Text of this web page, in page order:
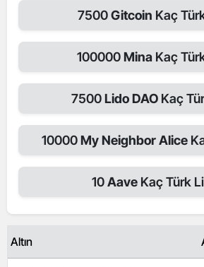
7500Gitcoin Kaç
100000Mina Kaç
7500Lido DAO Kaç
10000My Neighbor Alice
10Aave Kaç Türk
Altın